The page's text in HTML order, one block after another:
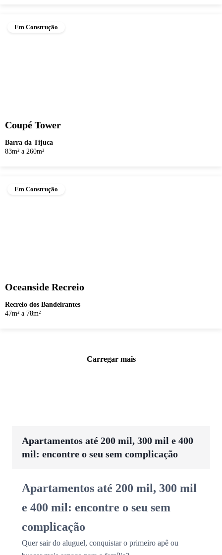
Em Construção
Coupé Tower
Barra da Tijuca
83m² a 260m²
Em Construção
Oceanside Recreio
Recreio dos Bandeirantes
47m² a 78m²
Carregar mais
Apartamentos até 200 mil, 300 mil e 400
mil: encontre o seu sem complicação
Apartamentos até 200 mil, 300 mil
e 400 mil: encontre o seu sem
complicação
Quer sair do aluguel, conquistar o primeiro apê ou